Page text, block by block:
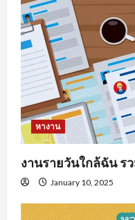
หางาน
งานรายวันใกล้ฉัน ร
January 10, 2025